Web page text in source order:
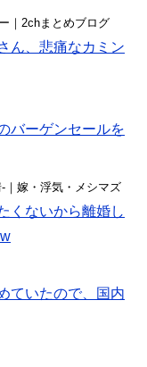
｜2chまとめブログ
ん、悲痛なカミン
バーゲンセールを
｜嫁・浮気・メシマズ
くないから離婚し
ていたので、国内